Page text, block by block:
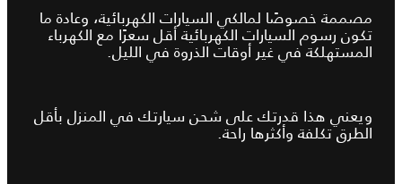
مصممة خصوصًا لمالكي السيارات الكهربائية، وعادة ما
تكون رسوم السيارات الكهربائية أقل سعرًا مع الكهرباء
المستهلكة في غير أوقات الذروة في الليل.
ويعني هذا قدرتك على شحن سيارتك في المنزل بأقل
الطرق تكلفة وأكثرها راحة.